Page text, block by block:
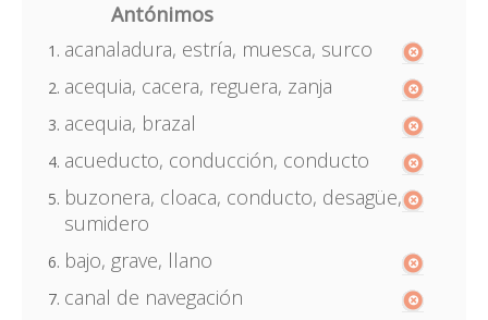
Antónimos
acanaladura, estría, muesca, surco
acequia, cacera, reguera, zanja
acequia, brazal
acueducto, conducción, conducto
buzonera, cloaca, conducto, desagüe,
sumidero
bajo, grave, llano
canal de navegación